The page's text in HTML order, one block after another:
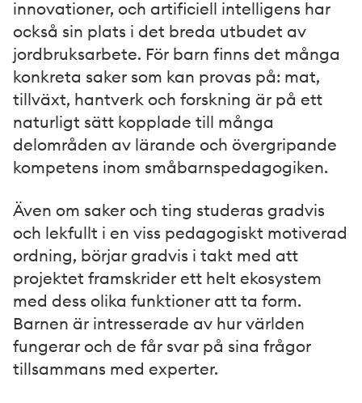
innovationer, och artificiell intelligens har
också sin plats i det breda utbudet av
jordbruksarbete. För barn finns det många
konkreta saker som kan provas på: mat,
tillväxt, hantverk och forskning är på ett
naturligt sätt kopplade till många
delområden av lärande och övergripande
kompetens inom småbarnspedagogiken.
Även om saker och ting studeras gradvis
och lekfullt i en viss pedagogiskt motiverad
ordning, börjar gradvis i takt med att
projektet framskrider ett helt ekosystem
med dess olika funktioner att ta form.
Barnen är intresserade av hur världen
fungerar och de får svar på sina frågor
tillsammans med experter.